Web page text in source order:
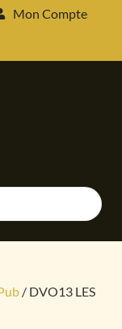
Mon Compte
/ DVO13 LES